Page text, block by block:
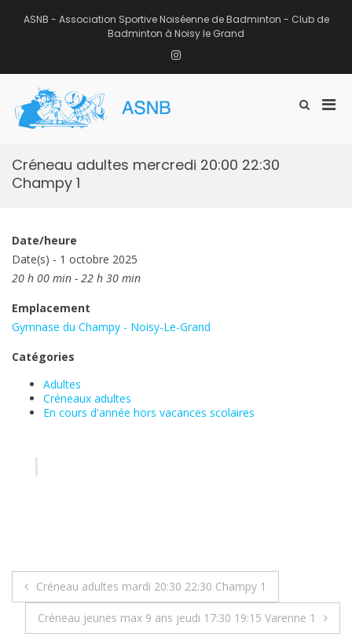
ASNB - Association Sportive Noiséenne de Badminton - Club de
Badminton à Noisy le Grand
Instagram
Afficher
Créneau adultes mercredi 20:00 22:30
Champy 1
Date/heure
Date(s) - 1 octobre 2025
20 h 00 min - 22 h 30 min
Emplacement
Gymnase du Champy - Noisy-Le-Grand
Catégories
Adultes
Créneaux adultes
En cours d'année hors vacances scolaires
Navigation
de
Créneau adultes mardi 20:30 22:30 Champy 1
Créneau jeunes max 9 ans jeudi 17:30 19:15 Varenne 1